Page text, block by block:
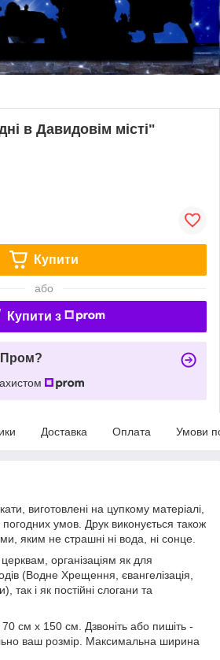
в Давидовім місті"
Купити
або
Купити з
Пром?
Доставка Оплата Умови
виготовлені на цупкому матеріалі,
умов. Друк виконується також
яким не страшні ні вода, ні сонце.
організаціям як для
(Водне Хрещення, євангелізація,
так і як постійні слогани та
70 см х 150 см. Дзвоніть або пишіть -
ваш розмір. Максимальна ширина